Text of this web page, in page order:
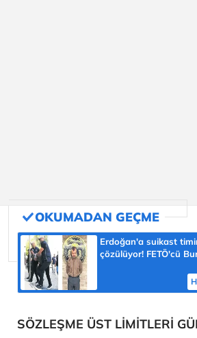
Erdoğan'a suikast
çözülüyor! FETÖ'cü
SÖZLEŞME ÜST LİMİTLERİ